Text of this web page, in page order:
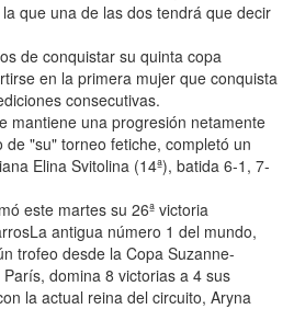
que una de las dos tendrá que decir
de conquistar su quinta copa
en la primera mujer que conquista
consecutivas.
mantiene una progresión netamente
"su" torneo fetiche, completó un
Elina Svitolina (14ª), batida 6-1, 7-
este martes su 26ª victoria
antigua número 1 del mundo,
trofeo desde la Copa Suzanne-
domina 8 victorias a 4 sus
la actual reina del circuito, Aryna